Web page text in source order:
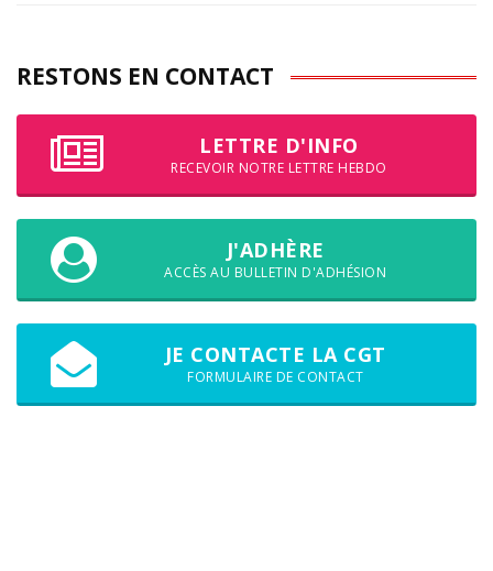
RESTONS EN CONTACT
LETTRE D'INFO
RECEVOIR NOTRE LETTRE HEBDO
J'ADHÈRE
ACCÈS AU BULLETIN D'ADHÉSION
JE CONTACTE LA CGT
FORMULAIRE DE CONTACT